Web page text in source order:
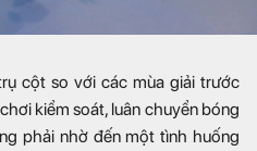
cột so với các mùa giải trước
kiểm soát, luân chuyển bóng
phải nhờ đến một tình huống